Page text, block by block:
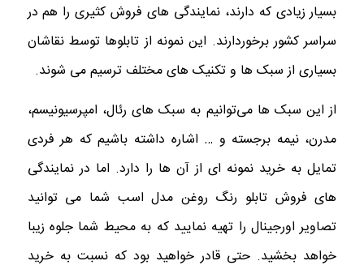
بسیار زیادی که دارند، نمایندگی های فروش کثیری را هم در
سراسر کشور برخوردارند. این نمونه از تابلوها توسط نقاشان
بسیاری از سبک ها و تکنیک های مختلف ترسیم می شوند.
از این سبک ها می‌توانیم به سبک هایرئال، امپرسیونیسم،
مدرن، نیمه برجسته و … اشاره داشته باشیم که هر فردی
تمایل به خرید نمونه ای از آن‌ ها را دارد. اما در نمایندگی
های فروش تابلو رنگ روغن مدل اسب شما می‌ توانید
تصاویر اورجینال را تهیه نمایید که به محیط شما جلوه زیبا
خواهد بخشید. حتی قادر خواهید بود که نسبت به خرید